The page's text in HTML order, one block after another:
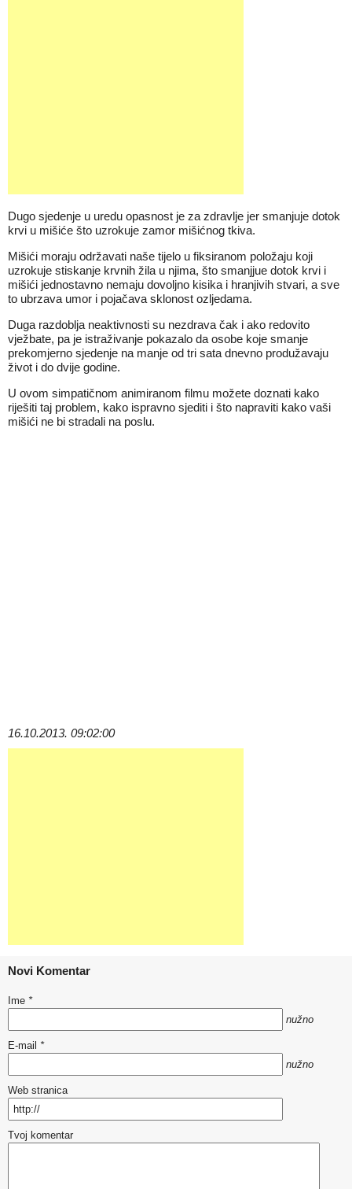
Dugo sjedenje u uredu opasnost je za zdravlje jer smanjuje dotok
krvi u mišiće što uzrokuje zamor mišićnog tkiva.
Mišići moraju održavati naše tijelo u fiksiranom položaju koji
uzrokuje stiskanje krvnih žila u njima, što smanjjue dotok krvi i
mišići jednostavno nemaju dovoljno kisika i hranjivih stvari, a sve
to ubrzava umor i pojačava sklonost ozljedama.
Duga razdoblja neaktivnosti su nezdrava čak i ako redovito
vježbate, pa je istraživanje pokazalo da osobe koje smanje
prekomjerno sjedenje na manje od tri sata dnevno produžavaju
život i do dvije godine.
U ovom simpatičnom animiranom filmu možete doznati kako
riješiti taj problem, kako ispravno sjediti i što napraviti kako vaši
mišići ne bi stradali na poslu.
16.10.2013. 09:02:00
Novi Komentar
Ime *
nužno
E-mail *
nužno
Web stranica
Tvoj komentar